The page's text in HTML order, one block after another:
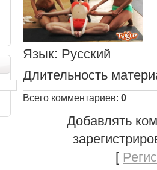
Язык: Русский
Длительность
Всего комментариев: 0
Добавлять
[